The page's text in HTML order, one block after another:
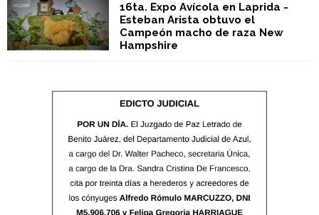
16ta. Expo Avícola en Laprida -
Esteban Arista obtuvo el
Campeón macho de raza New
Hampshire